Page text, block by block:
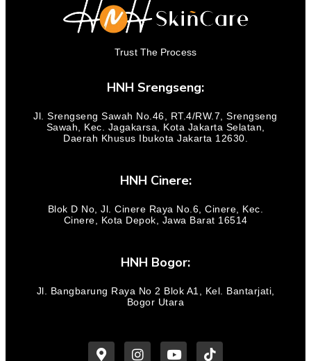
Trust The Process
HNH Srengseng:
Jl. Srengseng Sawah No.46, RT.4/RW.7, Srengseng
Sawah, Kec. Jagakarsa, Kota Jakarta Selatan,
Daerah Khusus Ibukota Jakarta 12630.
HNH Cinere:
Blok D No, Jl. Cinere Raya No.6, Cinere, Kec.
Cinere, Kota Depok, Jawa Barat 16514
HNH Bogor:
Jl. Bangbarung Raya No 2 Blok A1, Kel. Bantarjati,
Bogor Utara